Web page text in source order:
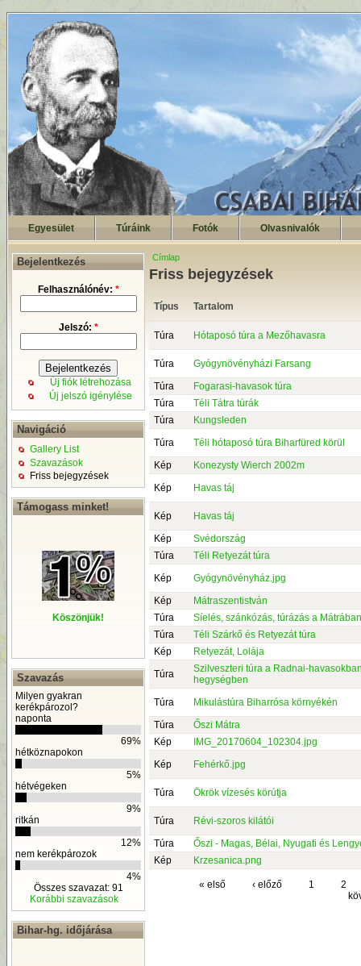
Egyesület Túráink Fotók Olvasnivalók
Bejelentkezés
Felhasználónév: *
Jelszó: *
Új fiók létrehozása
Új jelszó igénylése
Navigáció
Gallery List
Szavazások
Friss bejegyzések
Támogass minket!
Köszönjük!
Szavazás
Milyen gyakran
kerékpározol?
naponta
69%
hétköznapokon
5%
hétvégeken
9%
ritkán
12%
nem kerékpározok
4%
Összes szavazat: 91
Korábbi szavazások
Bihar-hg. időjárása
Címlap
Friss bejegyzések
Típus Tartalom
Túra Hótaposó túra a Mezőhavasra
Túra
Gyógynövényházi Farsang
Túra
Fogarasi-havasok túra
Túra
Téli Tátra túrák
Túra
Kungsleden
Túra
Téli hótaposó túra Biharfüred körül
Kép
Konezysty Wierch 2002m
Kép
Havas táj
Kép
Havas táj
Kép
Svédország
Túra
Téli Retyezát túra
Kép
Gyógynövényház.jpg
Kép
Mátraszentistván
Túra
Síelés, szánkózás, túrázás a
Túra
Téli Szárkő és Retyezát túra
Kép
Retyezát, Lolája
Túra
Szilveszteri túra a Radnai-
hegységben
Túra
Mikulástúra Biharrósa környékén
Túra
Őszi Mátra
Kép
IMG_20170604_102304.jpg
Kép
Fehérkő.jpg
Túra Ökrök vízesés körútja
Túra
Révi-szoros kilátói
Túra
Őszi - Magas, Bélai, Nyugati és
Kép
Krzesanica.png
« első ‹ előző 1
2